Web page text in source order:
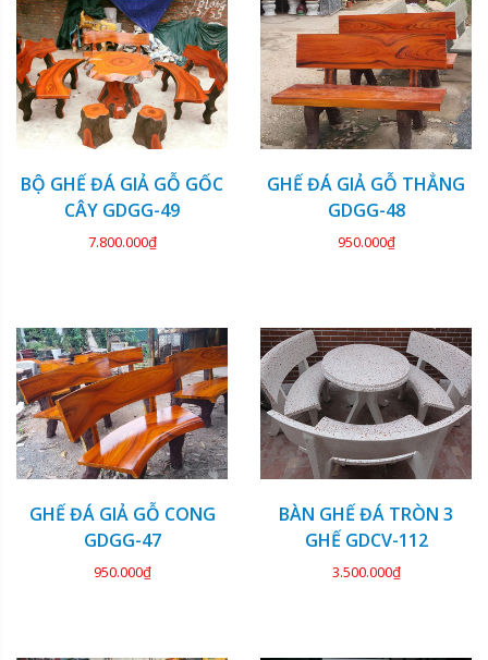
BỘ GHẾ ĐÁ GIẢ GỖ GỐC
CÂY GDGG-49
7.800.000₫
GHẾ ĐÁ GIẢ GỖ THẲNG
GDGG-48
950.000₫
GHẾ ĐÁ GIẢ GỖ CONG
GDGG-47
950.000₫
BÀN GHẾ ĐÁ TRÒN 3
GHẾ GDCV-112
3.500.000₫